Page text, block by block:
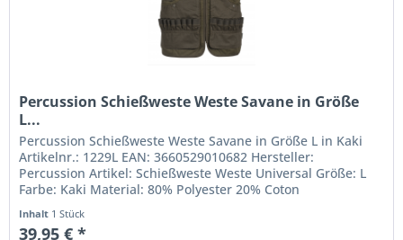
Percussion Schießweste Weste Savane in Größe
L...
Percussion Schießweste Weste Savane in Größe L in Kaki
Artikelnr.: 1229L EAN: 3660529010682 Hersteller:
Percussion Artikel: Schießweste Weste Universal Größe: L
Farbe: Kaki Material: 80% Polyester 20% Coton
Inhalt 1 Stück
39,95 € *